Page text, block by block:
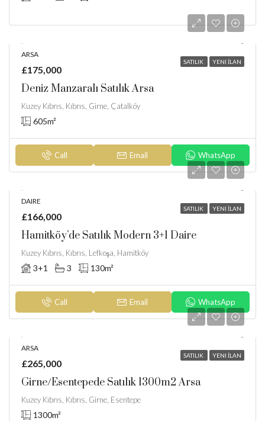
SATILIK YENI İLAN
ARSA
£175,000
Deniz Manzaralı Satılık Arsa
Kuzey Kıbrıs, Kıbrıs, Girne, Çatalköy
605m²
Call Email WhatsApp
SATILIK YENI İLAN
DAIRE
£166,000
Hamitköy’de Satılık Modern 3+1 Daire
Kuzey Kıbrıs, Kıbrıs, Lefkoşa, Hamitköy
3+1 3 130m²
Call Email WhatsApp
SATILIK YENI İLAN
ARSA
£265,000
Girne/Esentepede Satılık 1300m2 Arsa
Kuzey Kıbrıs, Kıbrıs, Girne, Esentepe
1300m²